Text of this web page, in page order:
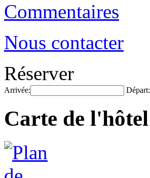
Commentaires
Nous contacter
Réserver
Arrivée: Départ:
Carte de l'hôtel